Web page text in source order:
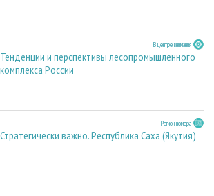
В центре внимания
Тенденции и перспективы лесопромышленного
комплекса России
Регион номера
Стратегически важно. Республика Саха (Якутия)